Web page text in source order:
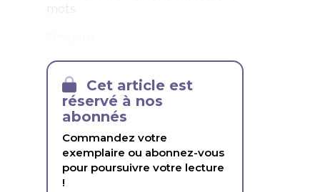
mots.
Cet article est
réservé à nos
abonnés
Commandez votre
exemplaire ou abonnez-vous
pour poursuivre votre lecture
!